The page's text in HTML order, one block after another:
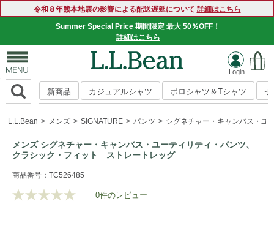
令和８年熊本地震の影響による配送遅延について 詳細はこちら
Summer Special Price 期間限定 最大 50％OFF！
詳細はこちら
新商品 カジュアルシャツ ポロシャツ＆Tシャツ
L.L.Bean メンズ SIGNATURE パンツ シグネチャー・キャンバス・
メンズ シグネチャー・キャンバス・ユーティリティ・パンツ、
クラシック・フィット ストレートレッグ
https://www.llbean.co.jp/mens/signature/pants/g/
商品番号：TC526485
評
0件のレビュー